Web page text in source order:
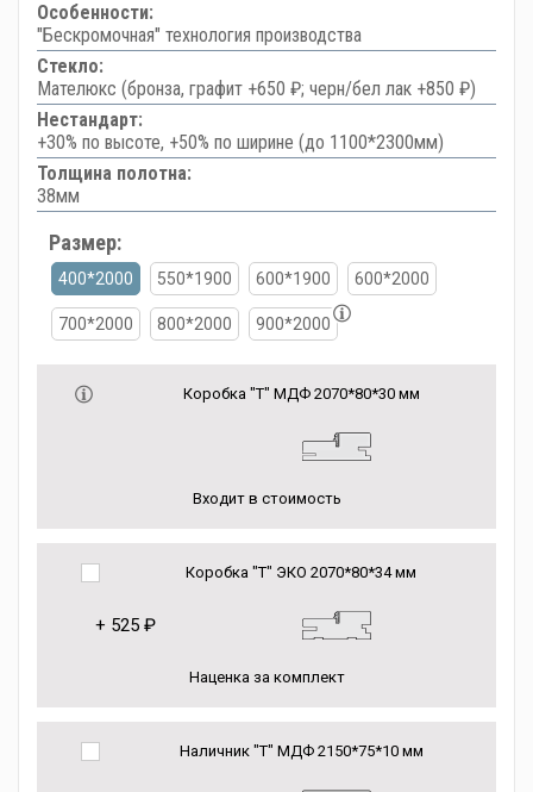
Особенности:
"Бескромочная" технология производства
Стекло:
Мателюкс (бронза, графит +650 ₽; черн/бел лак +850 ₽)
Нестандарт:
+30% по высоте, +50% по ширине (до 1100*2300мм)
Толщина полотна:
38мм
Размер:
400*2000 550*1900 600*1900 600*2000
700*2000 800*2000 900*2000
Коробка "Т" МДФ 2070*80*30 мм
Входит в стоимость
Коробка "Т" ЭКО 2070*80*34 мм
+ 525 ₽
Наценка за комплект
Наличник "Т" МДФ 2150*75*10 мм